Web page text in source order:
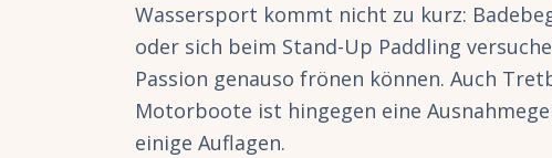
Wassersport kommt nicht zu kurz:
oder sich beim Stand-Up Paddling
Passion genauso frönen können. Auch
Motorboote ist hingegen eine
einige Auflagen.